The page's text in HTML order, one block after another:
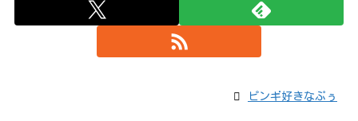
ピンギ好きなぷぅ